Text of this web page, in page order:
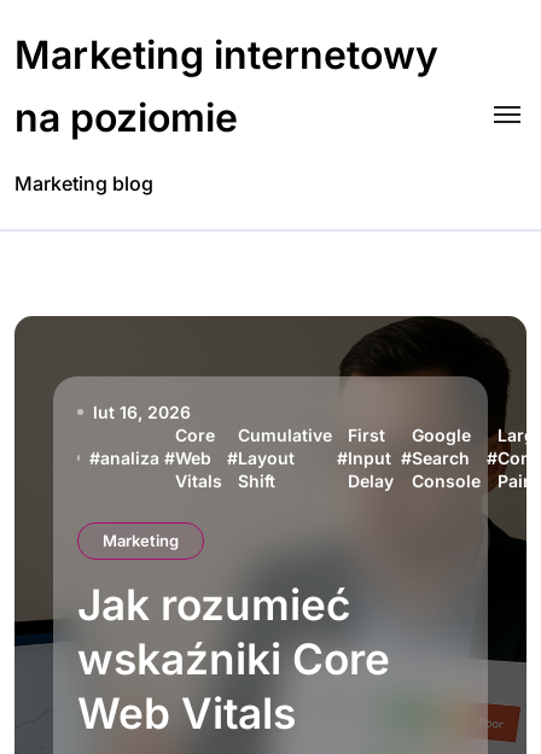
content
Marketing internetowy
na poziomie
Marketing blog
lut 16, 2026
#analiza #
Core
Web
Vitals
#
Cumulative
Layout
Shift
#
First
Input
Delay
#
Google
Search
Console
#
Paint
Marketing
Jak rozumieć
wskaźniki Core
Web Vitals